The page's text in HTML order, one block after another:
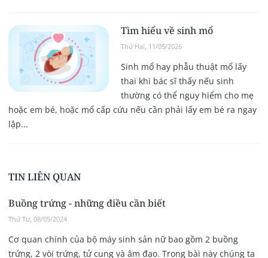
Tìm hiểu về sinh mổ
Thứ Hai, 11/05/2026
Sinh mổ hay phẫu thuật mổ lấy
thai khi bác sĩ thấy nếu sinh
thường có thể nguy hiểm cho mẹ
hoặc em bé, hoặc mổ cấp cứu nếu cần phải lấy em bé ra ngay
lập...
TIN LIÊN QUAN
Buồng trứng - những điều cần biết
Thứ Tư, 08/05/2024
Cơ quan chính của bộ máy sinh sản nữ bao gồm 2 buồng
trứng, 2 vòi trứng, tử cung và âm đạo. Trong bài này chúng ta